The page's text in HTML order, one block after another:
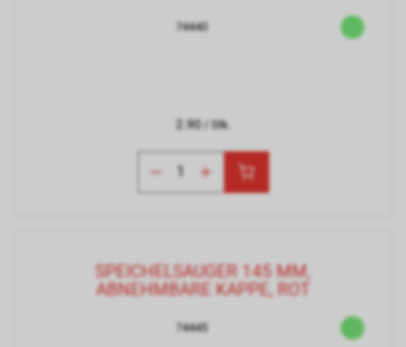
74440
2.90/ Stk.
SPEICHELSAUGER 145 MM,
ABNEHMBARE KAPPE, ROT
74445